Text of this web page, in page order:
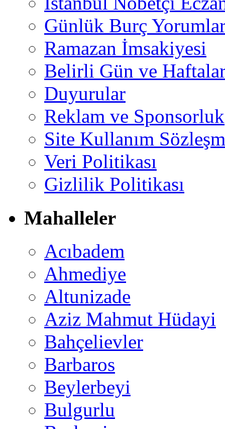
Günlük Burç
Ramazan İmsakiyesi
Belirli Gün ve
Duyurular
Reklam ve Sponsorluk
Site Kullanım
Veri Politikası
Gizlilik Politikası
Mahalleler
Acıbadem
Ahmediye
Altunizade
Aziz Mahmut Hüdayi
Bahçelievler
Barbaros
Beylerbeyi
Bulgurlu